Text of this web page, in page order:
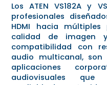
Los ATEN VS182A y
profesionales
HDMI hacia
calidad de imagen
compatibilidad con
audio multicanal,
aplicaciones
audiovisuales que